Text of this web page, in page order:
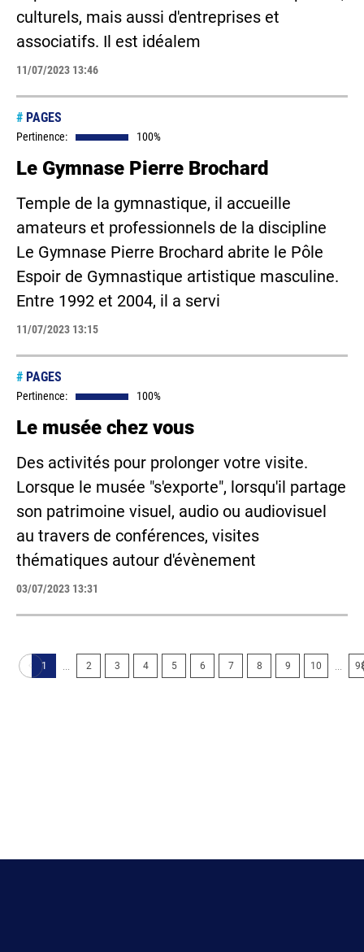
culturels, mais aussi d'entreprises et
associatifs. Il est idéalem
11/07/2023 13:46
# PAGES
Pertinence: 100%
Le Gymnase Pierre Brochard
Temple de la gymnastique, il accueille
amateurs et professionnels de la discipline
Le Gymnase Pierre Brochard abrite le Pôle
Espoir de Gymnastique artistique masculine.
Entre 1992 et 2004, il a servi
11/07/2023 13:15
# PAGES
Pertinence: 100%
Le musée chez vous
Des activités pour prolonger votre visite.
Lorsque le musée "s'exporte", lorsqu'il partage
son patrimoine visuel, audio ou audiovisuel
au travers de conférences, visites
thématiques autour d'évènement
03/07/2023 13:31
1 2 3 4 5 6 7 8 9 10